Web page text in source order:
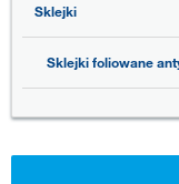
Sklejki
Sklejki foliowane